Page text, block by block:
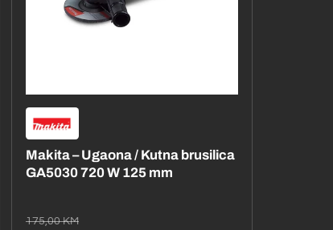
Makita – Ugaona / Kutna brusilica
GA5030 720 W 125 mm
Redovna
175,00 KM
Akcijska